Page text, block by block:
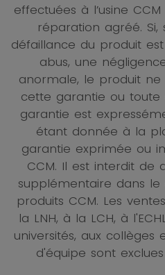
effectuées à l’usine CCM
réparation agréé. Si,
défaillance du produit
abus, une
anormale, le produit
cette garantie ou
garantie est
étant donnée à la
garantie exprimée ou
CCM. Il est interdit de
supplémentaire dans
produits CCM. Les
la LNH, à la LCH, à
universités, aux
d'équipe sont